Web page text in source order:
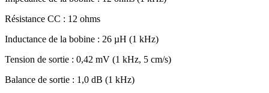
Résistance CC : 12 ohms
Inductance de la bobine : 26 µH (1 kHz)
Tension de sortie : 0,42 mV (1 kHz, 5 cm/s)
Balance de sortie : 1,0 dB (1 kHz)